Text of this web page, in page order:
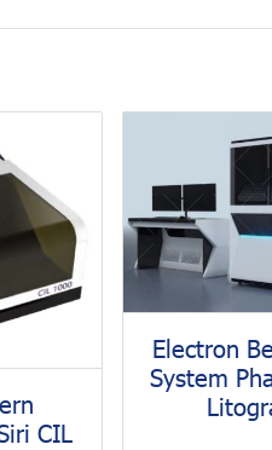
CIL
Electron
System